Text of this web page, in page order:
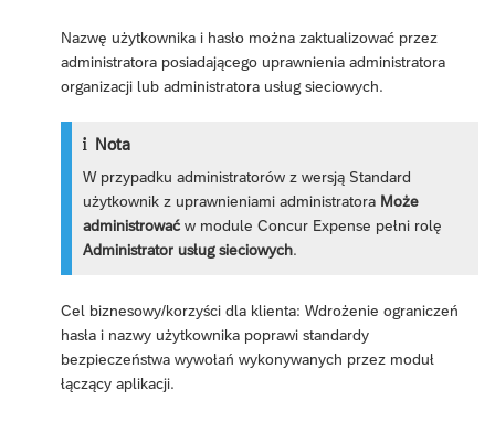
Nazwę użytkownika i hasło można zaktualizować przez
administratora posiadającego uprawnienia administratora
organizacji lub administratora usług sieciowych.
Nota
W przypadku administratorów z wersją Standard
użytkownik z uprawnieniami administratora Może
administrować w module Concur Expense pełni rolę
Administrator usług sieciowych.
Cel biznesowy/korzyści dla klienta: Wdrożenie ograniczeń
hasła i nazwy użytkownika poprawi standardy
bezpieczeństwa wywołań wykonywanych przez moduł
łączący aplikacji.